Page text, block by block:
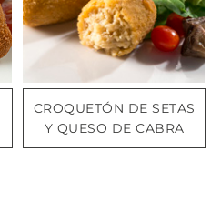
CROQUETÓN DE SETAS
Y QUESO DE CABRA